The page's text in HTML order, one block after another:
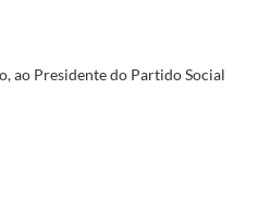
Honorário de São João da Pesqueira e
ao Presidente do Partido Social